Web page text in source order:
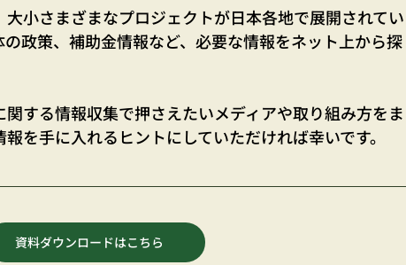
大小さまざまなプロジェクトが日本各地で展開されて
政策、補助金情報など、必要な情報をネット上から
する情報収集で押さえたいメディアや取り組み方を
を手に入れるヒントにしていただければ幸いです。
資料ダウンロードはこちら